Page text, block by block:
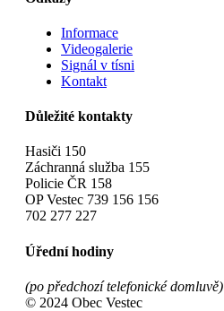
Informace
Videogalerie
Signál v tísni
Kontakt
Důležité kontakty
Hasiči 150
Záchranná služba 155
Policie ČR 158
OP Vestec 739 156 156
702 277 227
Úřední hodiny
(po předchozí telefonické domluvě)
© 2024 Obec Vestec